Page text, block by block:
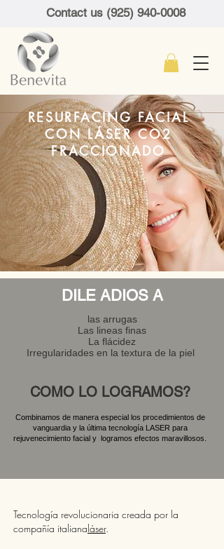
Contact us (925) 940-0008
RESURFACING FACIAL
CON LÁSER CO2
FRACCIONADO
DILE ADIOS A
las arrugas
Las lineas finas
La flácidez
Irregularidades en la textura de la piel
COMO LO LOGRAMOS?
Combinamos de manera especial los procedimientos de
vanguardia y la última tecnología LASER para
rejuvenecimiento facial y logramos efectos maravillosos.
Tecnología revolucionaria creada por la
compañía italiana láser.